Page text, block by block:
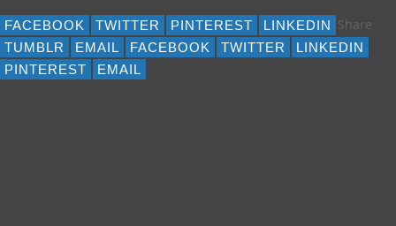
FACEBOOK TWITTER PINTEREST
LINKEDIN
TUMBLR
EMAIL
Share
FACEBOOK TWITTER
LINKEDIN
PINTEREST
EMAIL